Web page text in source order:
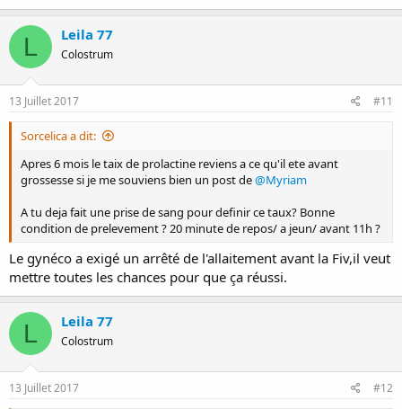
L Leila 77
Colostrum
13 Juillet 2017 #11
Sorcelica a dit:
Apres 6 mois le taix de prolactine reviens a ce qu'il ete avant
grossesse si je me souviens bien un post de@Myriam
A tu deja fait une prise de sang pour definir ce taux? Bonne
condition de prelevement ? 20 minute de repos/ a jeun/ avant 11h ?
Le gynéco a exigé un arrêté de l'allaitement avant la Fiv,il veut
mettre toutes les chances pour que ça réussi.
L Leila 77
Colostrum
13 Juillet 2017 #12